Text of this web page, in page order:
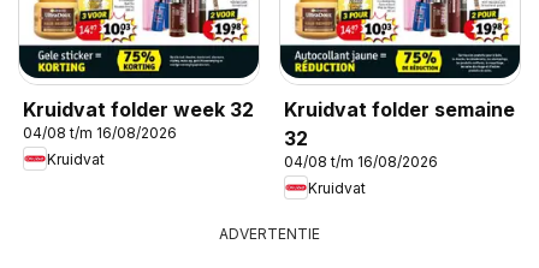
Kruidvat folder week 32
04/08 t/m 16/08/2026
Kruidvat
Kruidvat folder semaine
32
04/08 t/m 16/08/2026
Kruidvat
ADVERTENTIE